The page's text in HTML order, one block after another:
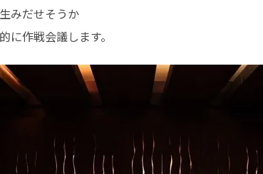
みだせそうか
に作戦会議します。